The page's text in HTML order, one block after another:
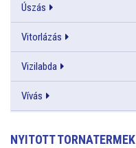
Úszás
Vitorlázás
Vizilabda
Vívás
NYITOTT TORNATERMEK